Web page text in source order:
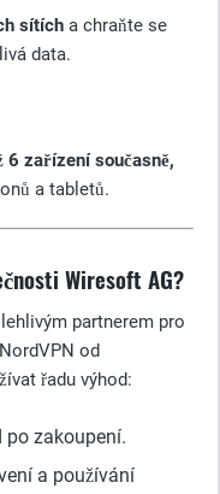
sítích a chraňte se
data.
6 zařízení současně,
a tabletů.
Wiresoft AG?
partnerem pro
od
řadu výhod:
zakoupení.
a používání